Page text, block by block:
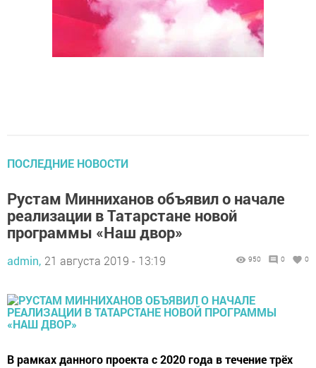
ПОСЛЕДНИЕ НОВОСТИ
Рустам Минниханов объявил о начале
реализации в Татарстане новой
программы «Наш двор»
admin, 21 августа 2019 - 13:19 950 0 0
В рамках данного проекта с 2020 года в течение трёх